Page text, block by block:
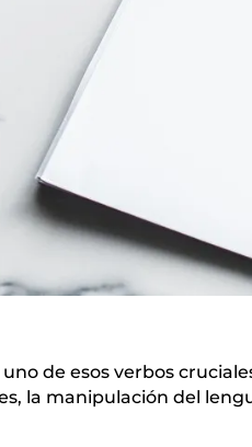
de esos verbos
la manipulación del